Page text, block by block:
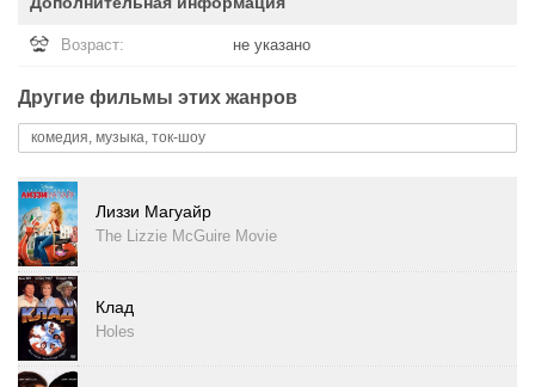
Возраст: не указано
Другие фильмы этих жанров
комедия, музыка, ток-шоу
Лиззи Магуайр
The Lizzie McGuire Movie
Клад
Holes